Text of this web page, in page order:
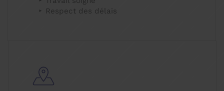
Respect des délais